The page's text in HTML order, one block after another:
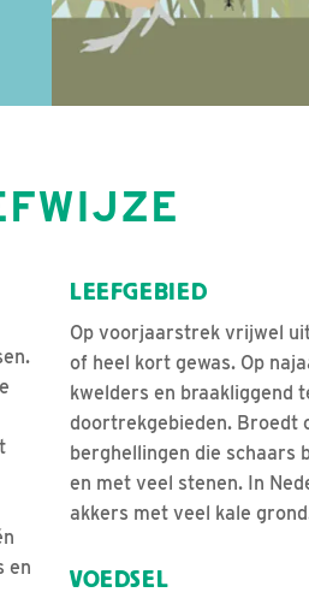
en
LEEFGEBIED
Op voorjaarstrek vrijwel
of heel kort gewas. Op
kwelders en braakliggend
doortrekgebieden. Broedt
berghellingen die schaars
en met veel stenen. In
akkers met veel kale
VOEDSEL